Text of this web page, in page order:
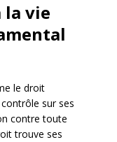
la vie
le droit
sur ses
contre toute
trouve ses